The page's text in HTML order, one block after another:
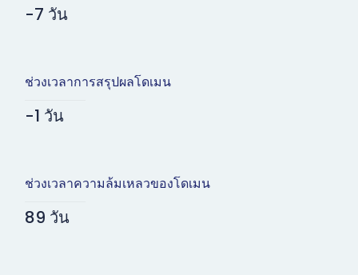
-7 วัน
ช่วงเวลาการสรุปผลโดเมน
-1 วัน
ช่วงเวลาความล้มเหลวของโดเมน
89 วัน